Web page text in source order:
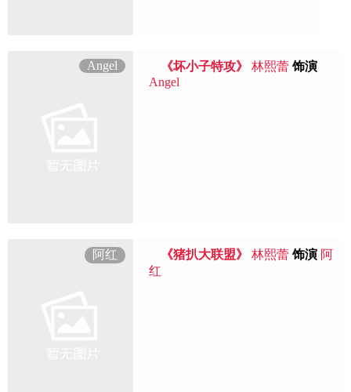
Angel 《坏小子特攻》 林熙蕾 饰演
Angel
阿红 《猪扒大联盟》 林熙蕾 饰演 阿
红